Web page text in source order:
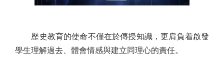
歷史教育的使命不僅在於傳授知識，更肩負着啟發
學生理解過去、體會情感與建立同理心的責任。